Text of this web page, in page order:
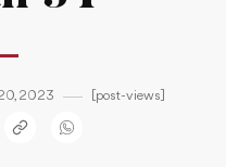
2023 [post-views]